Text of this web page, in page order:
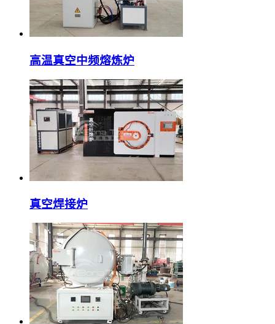
高温真空中频熔炼炉
真空焊接炉